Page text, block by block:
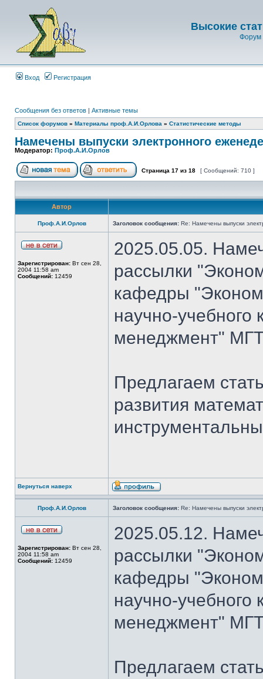
Высокие
Форум
Вход Регистрация
Сообщения без ответов | Активные темы
Список форумов » Материалы проф.А.И.Орлова » Статистические методы
Намечены выпуски электронного
Модератор: Проф.А.И.Орлов
Страница 17 из 18 [ Сообщений: 710 ]
Автор
Проф.А.И.Орлов Заголовок сообщения: Re: Намечены выпуски
Зарегистрирован: Вт сен 28,
2004 11:58 am
Сообщений: 12459
2025.05.05.
рассылки
кафедры
научно-
менеджмент"
Предлагаем
развития
Вернуться наверх
Проф.А.И.Орлов Заголовок сообщения: Re: Намечены выпуски
Зарегистрирован: Вт сен 28,
2004 11:58 am
Сообщений: 12459
2025.05.12.
рассылки
кафедры
научно-
менеджмент"
Предлагаем